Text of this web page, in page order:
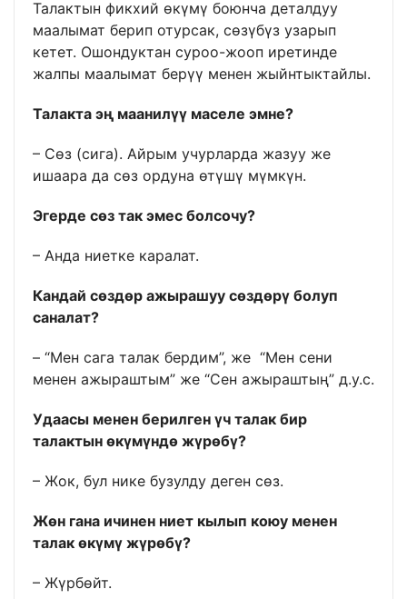
Талактын фикхий өкүмү боюнча деталдуу
маалымат берип отурсак, сөзүбүз узарып
кетет. Ошондуктан суроо-жооп иретинде
жалпы маалымат берүү менен жыйнтыктайлы.
Талакта эң маанилүү маселе эмне?
– Сөз (сига). Айрым учурларда жазуу же
ишаара да сөз ордуна өтүшү мүмкүн.
Эгерде сөз так эмес болсочу?
– Анда ниетке каралат.
Кандай сөздөр ажырашуу сөздөрү болуп
саналат?
– “Мен сага талак бердим”, же “Мен сени
менен ажыраштым” же “Сен ажыраштың” д.у.с.
Удаасы менен берилген үч талак бир
талактын өкүмүндө жүрөбү?
– Жок, бул нике бузулду деген сөз.
Жөн гана ичинен ниет кылып коюу менен
талак өкүмү жүрөбү?
– Жүрбөйт.